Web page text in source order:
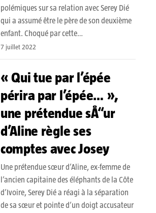
polémiques sur sa relation avec Serey Dié
qui a assumé être le père de son deuxième
enfant. Choqué par cette…
7 juillet 2022
« Qui tue par l’épée
périra par l’épée… »,
une prétendue sÅ“ur
d’Aline règle ses
comptes avec Josey
Une prétendue sœur d’Aline, ex-femme de
l’ancien capitaine des éléphants de la Côte
d’Ivoire, Serey Dié a réagi à la séparation
de sa sœur et pointe d’un doigt accusateur